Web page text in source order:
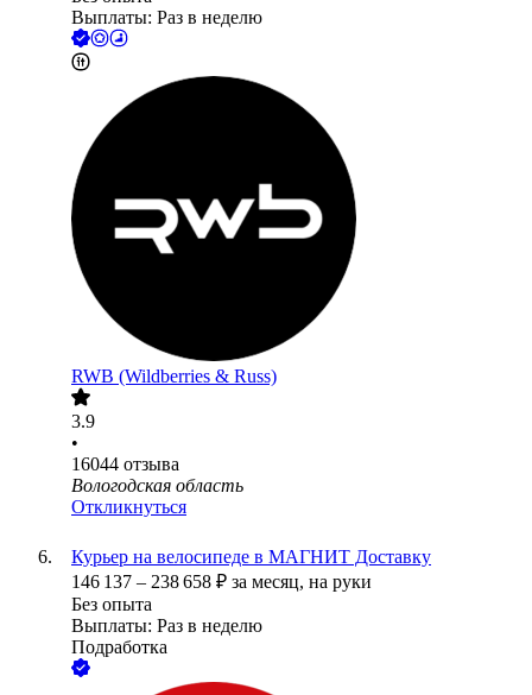
Выплаты: Раз в неделю
RWB (Wildberries & Russ)
3.9
•
16044 отзыва
Вологодская область
Откликнуться
Курьер на велосипеде в МАГНИТ Доставку
146 137 – 238 658 ₽ за месяц, на руки
Без опыта
Выплаты: Раз в неделю
Подработка